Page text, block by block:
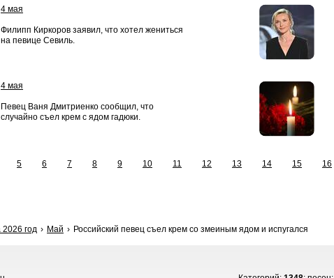
4 мая
Филипп Киркоров заявил, что хотел жениться
на певице Севиль.
4 мая
Певец Ваня Дмитриенко сообщил, что
случайно съел крем с ядом гадюки.
5 6 7 8 9 10 11 12 13 14 15 16
2026 год Май Российский певец съел крем со змеиным ядом и испугался